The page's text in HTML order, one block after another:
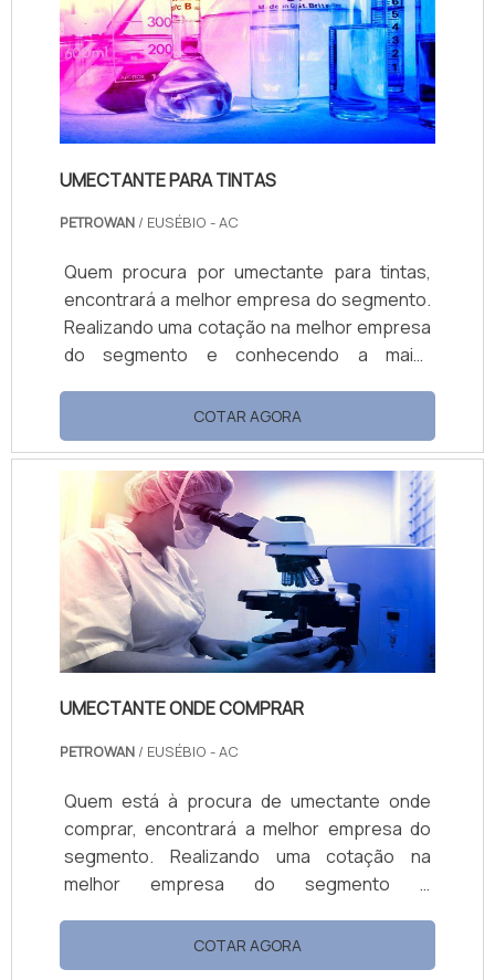
proporcionar uma estrutura com escritório
d...
UMECTANTE PARA TINTAS
PETROWAN / EUSÉBIO - AC
Quem procura por umectante para tintas,
encontrará a melhor empresa do segmento.
Realizando uma cotação na melhor empresa
do segmento e conhecendo a maior
OUTRAS INFORMAÇÕES SOBRE UMECTANTE
PARA TINTAS Se alguém quer achar
umectante para tintas em uma empresa
altamente qualificada, encontra na Petrowan.
Atuando com base multiuso e limpa piso e
fosqueante, oferecendo o que há de melhor
no merca...
COTAR AGORA
UMECTANTE ONDE COMPRAR
PETROWAN / EUSÉBIO - AC
Quem está à procura de umectante onde
comprar, encontrará a melhor empresa do
segmento. Realizando uma cotação na
melhor empresa do segmento e
da área de atuação. Quando o tema é
umectante onde comprar, com a Petrowan
COTAR AGORA